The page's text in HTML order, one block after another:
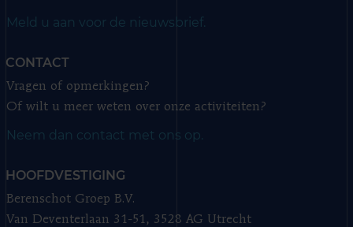
Meld u aan voor de nieuwsbrief.
CONTACT
Vragen of opmerkingen?
Of wilt u meer weten over onze activiteiten?
Neem dan contact met ons op.
HOOFDVESTIGING
Berenschot Groep B.V.
Van Deventerlaan 31-51, 3528 AG Utrecht